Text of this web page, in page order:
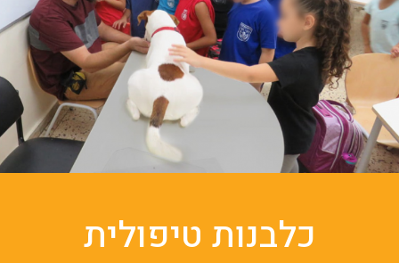
כלבנות טיפולית